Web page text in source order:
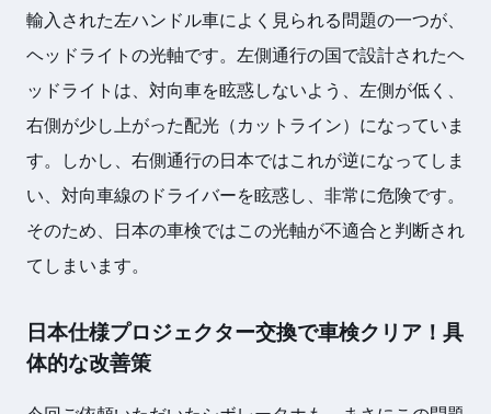
輸入された左ハンドル車によく見られる問題の一つが、
ヘッドライトの光軸です。左側通行の国で設計されたヘ
ッドライトは、対向車を眩惑しないよう、左側が低く、
右側が少し上がった配光（カットライン）になっていま
す。しかし、右側通行の日本ではこれが逆になってしま
い、対向車線のドライバーを眩惑し、非常に危険です。
そのため、日本の車検ではこの光軸が不適合と判断され
てしまいます。
日本仕様プロジェクター交換で車検クリア！具
体的な改善策